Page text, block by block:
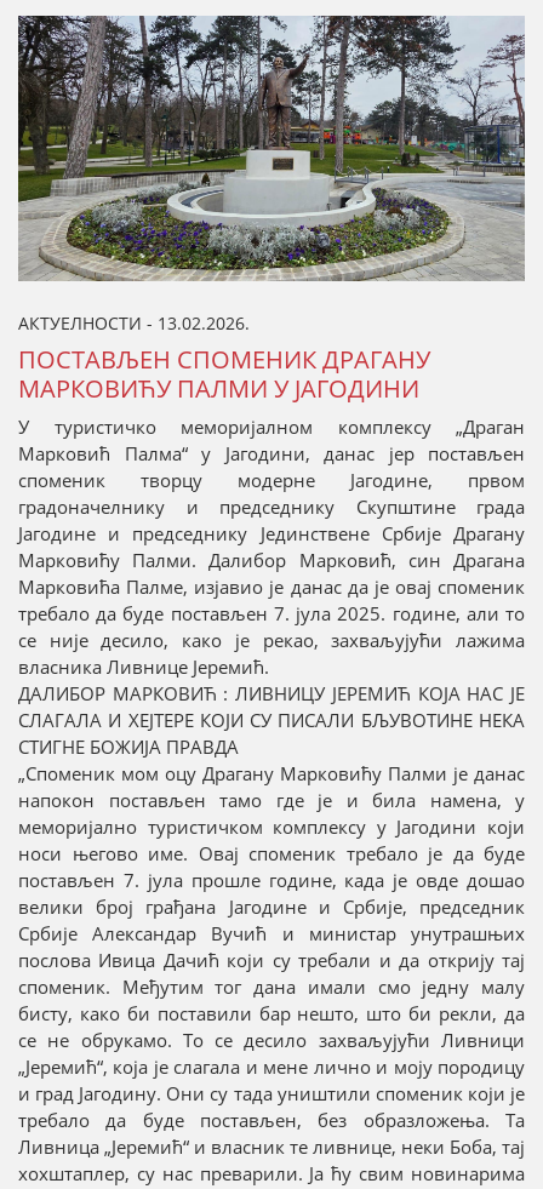
АКТУЕЛНОСТИ - 13.02.2026.
ПОСТАВЉЕН СПОМЕНИК ДРАГАНУ
МАРКОВИЋУ ПАЛМИ У ЈАГОДИНИ
У туристичко меморијалном комплексу „Драган
Марковић Палма“ у Јагодини, данас јер постављен
споменик творцу модерне Јагодине, првом
градоначелнику и председнику Скупштине града
Јагодине и председнику Јединствене Србије Драгану
Марковићу Палми. Далибор Марковић, син Драгана
Марковића Палме, изјавио је данас да је овај споменик
требало да буде постављен 7. јула 2025. године, али то
се није десило, како је рекао, захваљујући лажима
власника Ливнице Јеремић.
ДАЛИБОР МАРКОВИЋ : ЛИВНИЦУ ЈЕРЕМИЋ КОЈА НАС ЈЕ
СЛАГАЛА И ХЕЈТЕРЕ КОЈИ СУ ПИСАЛИ БЉУВОТИНЕ НЕКА
СТИГНЕ БОЖИЈА ПРАВДА
„Споменик мом оцу Драгану Марковићу Палми је данас
напокон постављен тамо где је и била намена, у
меморијално туристичком комплексу у Јагодини који
носи његово име. Овај споменик требало је да буде
постављен 7. јула прошле године, када је овде дошао
велики број грађана Јагодине и Србије, председник
Србије Александар Вучић и министар унутрашњих
послова Ивица Дачић који су требали и да открију тај
споменик. Међутим тог дана имали смо једну малу
бисту, како би поставили бар нешто, што би рекли, да
се не обрукамо. То се десило захваљујући Ливници
„Јеремић“, која је слагала и мене лично и моју породицу
и град Јагодину. Они су тада уништили споменик који је
требало да буде постављен, без образложења. Та
Ливница „Јеремић“ и власник те ливнице, неки Боба, тај
хохштаплер, су нас преварили. Ја ћу свим новинарима